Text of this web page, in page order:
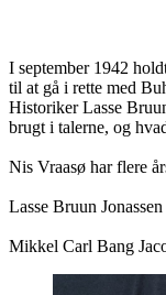
I september 1942
til at gå i rette med
Historiker Lasse
brugt i talerne, og
Nis Vraasø har flere
Lasse Bruun
Mikkel Carl Bang